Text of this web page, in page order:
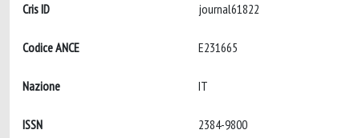
Cris ID
Codice ANCE
Nazione
ISSN